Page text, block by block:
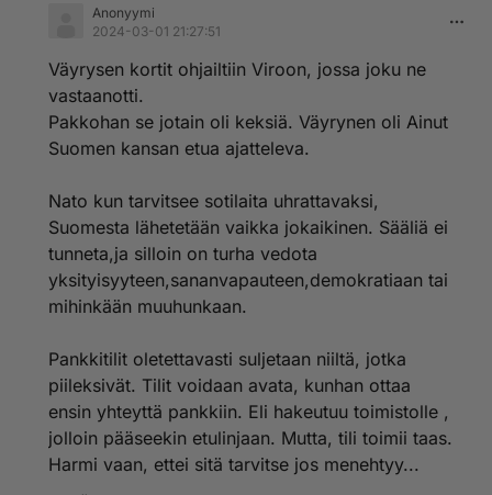
Anonyymi
2024-03-01 21:27:51
Väyrysen kortit ohjailtiin Viroon, jossa joku ne
vastaanotti.
Pakkohan se jotain oli keksiä. Väyrynen oli Ainut
Suomen kansan etua ajatteleva.
Nato kun tarvitsee sotilaita uhrattavaksi,
Suomesta lähetetään vaikka jokaikinen. Sääliä ei
tunneta,ja silloin on turha vedota
yksityisyyteen,sananvapauteen,demokratiaan tai
mihinkään muuhunkaan.
Pankkitilit oletettavasti suljetaan niiltä, jotka
piileksivät. Tilit voidaan avata, kunhan ottaa
ensin yhteyttä pankkiin. Eli hakeutuu toimistolle ,
jolloin pääseekin etulinjaan. Mutta, tili toimii taas.
Harmi vaan, ettei sitä tarvitse jos menehtyy...